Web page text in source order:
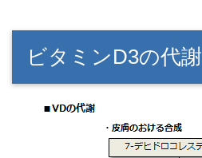
ビタミンD3の代